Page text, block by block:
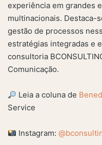
experiência em grandes
multinacionais. Destaca-
gestão de processos
estratégias integradas e
consultoria
Comunicação.
Leia a coluna de
Service
Instagram: